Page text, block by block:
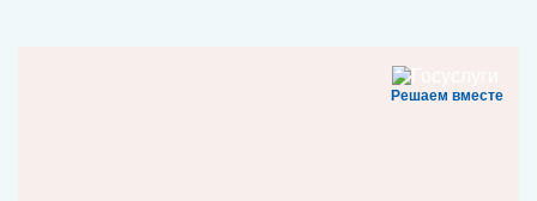
Решаем вместе